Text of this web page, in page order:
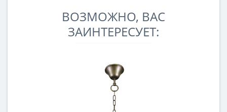
ВОЗМОЖНО, ВАС
ЗАИНТЕРЕСУЕТ: